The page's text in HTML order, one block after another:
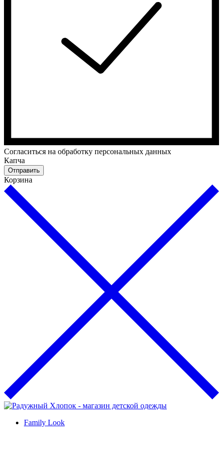
Cогласиться на обработку персональных данных
Капча
Отправить
Корзина
Family Look